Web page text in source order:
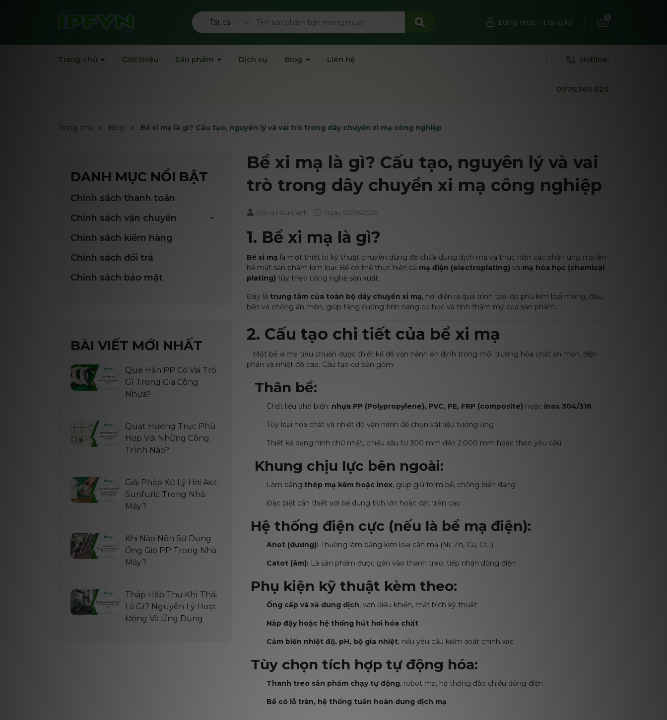
Tất cả Đăng nhập / Đăng ký
0
Trang chủ Giới thiệu Sản phẩm Dịch vụ Blog Liên hệ Hotline:
0975.360.629
Trang chủ Blog Bể xi mạ là gì? Cấu tạo, nguyên lý và vai trò trong dây chuyền xi mạ công nghiệp
Bể xi mạ là gì? Cấu tạo, nguyên lý và vai
trò trong dây chuyền xi mạ công nghiệp
Đồng Hữu Cảnh Ngày 02/06/2025
1. Bể xi mạ là gì?
Bể xi mạ là một thiết bị kỹ thuật chuyên dùng để chứa dung dịch mạ và thực hiện các phản ứng mạ lên
bề mặt sản phẩm kim loại. Bể có thể thực hiện cả mạ điện (electroplating) và mạ hóa học (chemical
plating) tùy theo công nghệ sản xuất.
Đây là trung tâm của toàn bộ dây chuyền xi mạ, nơi diễn ra quá trình tạo lớp phủ kim loại mỏng, đều,
bền và chống ăn mòn, giúp tăng cường tính năng cơ học và tính thẩm mỹ của sản phẩm.
2. Cấu tạo chi tiết của bể xi mạ
Một bể xi mạ tiêu chuẩn được thiết kế để vận hành ổn định trong môi trường hóa chất ăn mòn, điện
phân và nhiệt độ cao. Cấu tạo cơ bản gồm:
Thân bể:
Chất liệu phổ biến: nhựa PP (Polypropylene), PVC, PE, FRP (composite) hoặc inox 304/316
Tùy loại hóa chất và nhiệt độ vận hành để chọn vật liệu tương ứng
Thiết kế dạng hình chữ nhật, chiều sâu từ 300 mm đến 2.000 mm hoặc theo yêu cầu
Khung chịu lực bên ngoài:
Làm bằng thép mạ kẽm hoặc inox, giúp giữ form bể, chống biến dạng
Đặc biệt cần thiết với bể dung tích lớn hoặc đặt trên cao
Hệ thống điện cực (nếu là bể mạ điện):
Anot (dương): Thường làm bằng kim loại cần mạ (Ni, Zn, Cu, Cr...)
Catot (âm): Là sản phẩm được gắn vào thanh treo, tiếp nhận dòng điện
Phụ kiện kỹ thuật kèm theo:
Ống cấp và xả dung dịch, van điều khiển, mặt bích kỹ thuật
Nắp đậy hoặc hệ thống hút hơi hóa chất
Cảm biến nhiệt độ, pH, bộ gia nhiệt, nếu yêu cầu kiểm soát chính xác
Tùy chọn tích hợp tự động hóa:
Thanh treo sản phẩm chạy tự động, robot mạ, hệ thống đảo chiều dòng điện
Bể có lỗ tràn, hệ thống tuần hoàn dung dịch mạ
DANH MỤC NỔI BẬT
Chính sách thanh toán
Chính sách vận chuyển
Chính sách kiểm hàng
Chính sách đổi trả
Chính sách bảo mật
BÀI VIẾT MỚI NHẤT
Que Hàn PP Có Vai Trò
Gì Trong Gia Công
Nhựa?
Quạt Hướng Trục Phù
Hợp Với Những Công
Trình Nào?
Giải Pháp Xử Lý Hơi Axit
Sunfuric Trong Nhà
Máy?
Khi Nào Nên Sử Dụng
Ống Gió PP Trong Nhà
Máy?
Tháp Hấp Thụ Khí Thải
Là Gì? Nguyên Lý Hoạt
Động Và Ứng Dụng